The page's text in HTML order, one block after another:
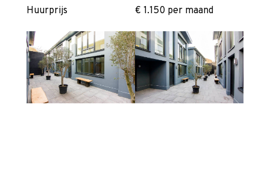
Huurprijs
€ 1.150 per maand